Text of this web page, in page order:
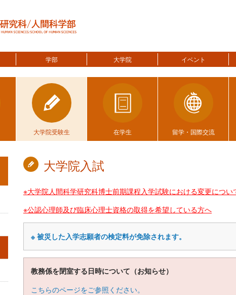
学部 大学院 イベント
大学院受験生 在学生 留学・国際交流
大学院入試
※大学院人間科学研究科博士前期課程入学試験における変更につい
※公認心理師及び臨床心理士資格の取得を希望している⽅へ
※ 被災した入学志願者の検定料が免除されます。
教務係を閉室する日時について（お知らせ）
こちらのページをご参照ください。